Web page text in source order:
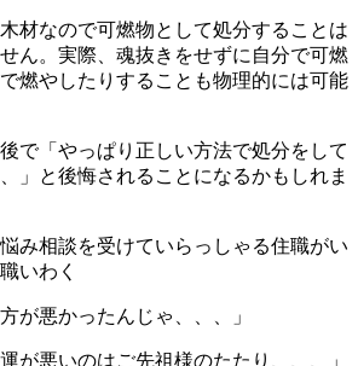
材なので可燃物として処分することは
ん。実際、魂抜きをせずに自分で可燃
燃やしたりすることも物理的には可能
で「やっぱり正しい方法で処分をして
」と後悔されることになるかもしれま
み相談を受けていらっしゃる住職がい
いわく
が悪かったんじゃ、、、」
が悪いのはご先祖様のたたり、、、」